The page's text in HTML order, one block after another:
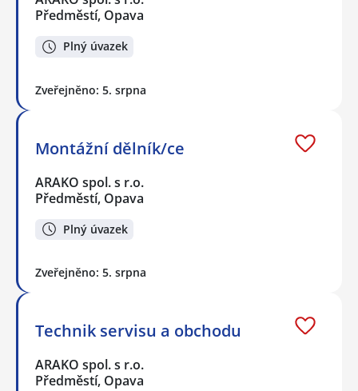
Předměstí, Opava
Plný úvazek
Zveřejněno: 5. srpna
Montážní dělník/ce
ARAKO spol. s r.o.
Předměstí, Opava
Plný úvazek
Zveřejněno: 5. srpna
Technik servisu a obchodu
ARAKO spol. s r.o.
Předměstí, Opava